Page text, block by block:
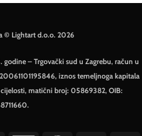
© Lightart d.o.o. 2026
– Trgovački sud u Zagrebu, račun u
iznos temeljnoga kapitala
matični broj: 05869382, OIB: